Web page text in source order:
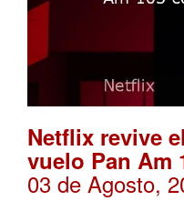
Netflix revive
vuelo Pan Am
03 de Agosto,